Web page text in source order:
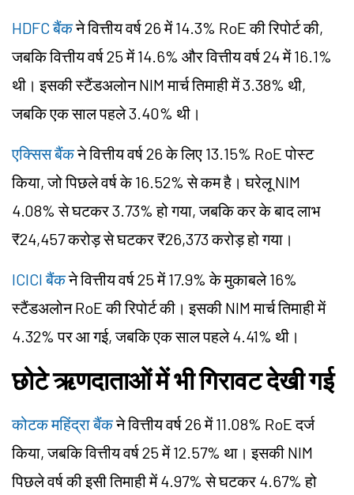
HDFC बैंकने वित्तीय वर्ष 26 में 14.3% RoE की रिपोर्ट की,
जबकि वित्तीय वर्ष 25 में 14.6% और वित्तीय वर्ष 24 में 16.1%
थी। इसकी स्टैंडअलोन NIM मार्च तिमाही में 3.38% थी,
जबकि एक साल पहले 3.40% थी।
एक्सिस बैंकने वित्तीय वर्ष 26 के लिए 13.15% RoE पोस्ट
किया, जो पिछले वर्ष के 16.52% से कम है। घरेलू NIM
4.08% से घटकर 3.73% हो गया, जबकि कर के बाद लाभ
₹24,457 करोड़ से घटकर ₹26,373 करोड़ हो गया।
ICICI बैंकने वित्तीय वर्ष 25 में 17.9% के मुकाबले 16%
स्टैंडअलोन RoE की रिपोर्ट की। इसकी NIM मार्च तिमाही में
4.32% पर आ गई, जबकि एक साल पहले 4.41% थी।
छोटे ऋणदाताओं में भी गिरावट देखी गई
कोटक महिंद्रा बैंकने वित्तीय वर्ष 26 में 11.08% RoE दर्ज
किया, जबकि वित्तीय वर्ष 25 में 12.57% था। इसकी NIM
पिछले वर्ष की इसी तिमाही में 4.97% से घटकर 4.67% हो